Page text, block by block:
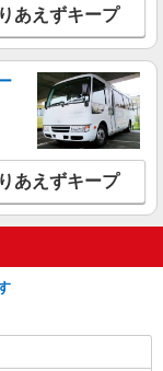
フ ＜優先募集日
〜21:00
給1350円
細を見る
あえずキープ
あえずキープ